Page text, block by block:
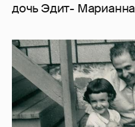
дочь Эдит- Марианна